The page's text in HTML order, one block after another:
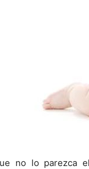
no lo parezca